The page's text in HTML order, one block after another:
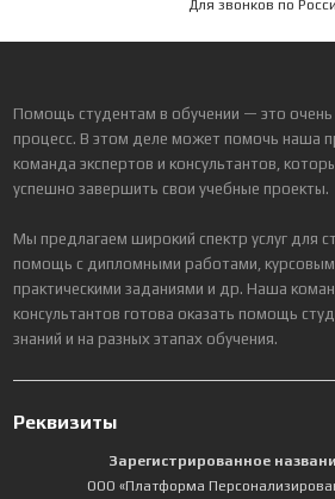
Для звонков по
Помощь студентам в обучении — это
процесс. В этом деле может помочь наша
команда экспертов и консультантов,
успешно завершить свои учебные проекты.
Мы предлагаем широкий спектр услуг для
помощь с дипломными работами,
практическими заданиями и др. Наша
консультантов готова оказать помощь
знаний и на разных этапах обучения.
Реквизиты
Зарегистрированное
ООО «Платформа